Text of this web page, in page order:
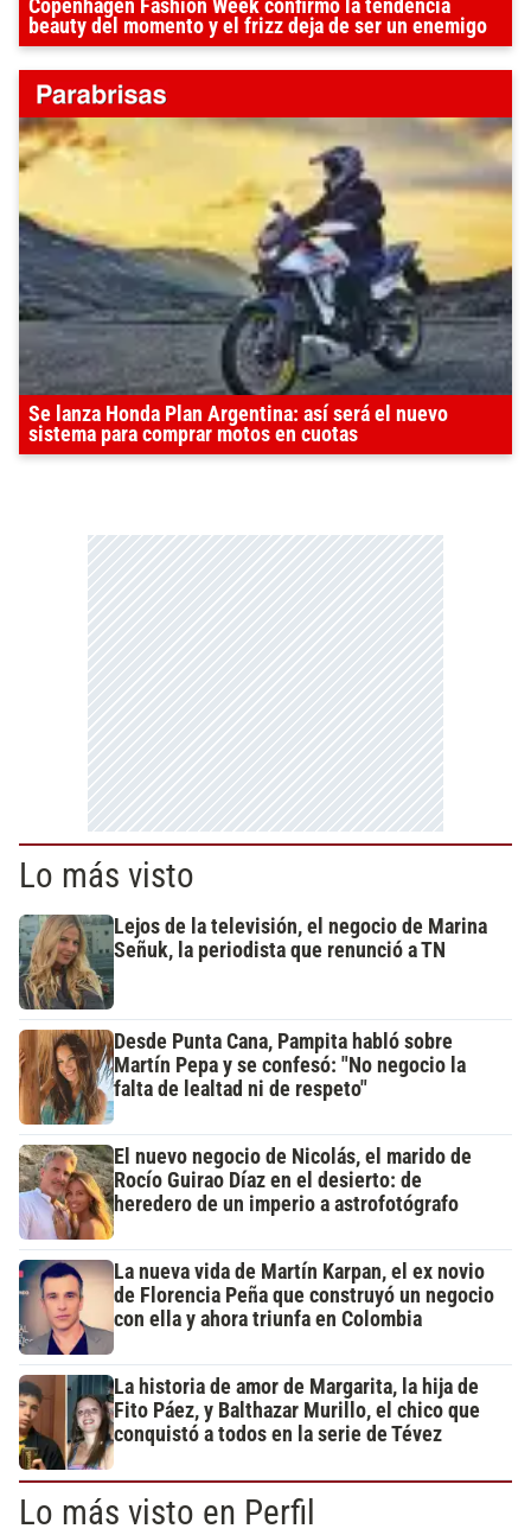
Copenhagen Fashion Week confirmó la tendencia
beauty del momento y el frizz deja de ser un enemigo
Se lanza Honda Plan Argentina: así será el nuevo
sistema para comprar motos en cuotas
Lo más visto
Lejos de la televisión, el negocio de Marina
Señuk, la periodista que renunció a TN
Desde Punta Cana, Pampita habló sobre
Martín Pepa y se confesó: "No negocio la
falta de lealtad ni de respeto"
El nuevo negocio de Nicolás, el marido de
Rocío Guirao Díaz en el desierto: de
heredero de un imperio a astrofotógrafo
La nueva vida de Martín Karpan, el ex novio
de Florencia Peña que construyó un negocio
con ella y ahora triunfa en Colombia
La historia de amor de Margarita, la hija de
Fito Páez, y Balthazar Murillo, el chico que
conquistó a todos en la serie de Tévez
Lo más visto en Perfil